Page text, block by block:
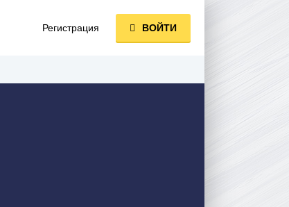
Регистрация ВОЙТИ